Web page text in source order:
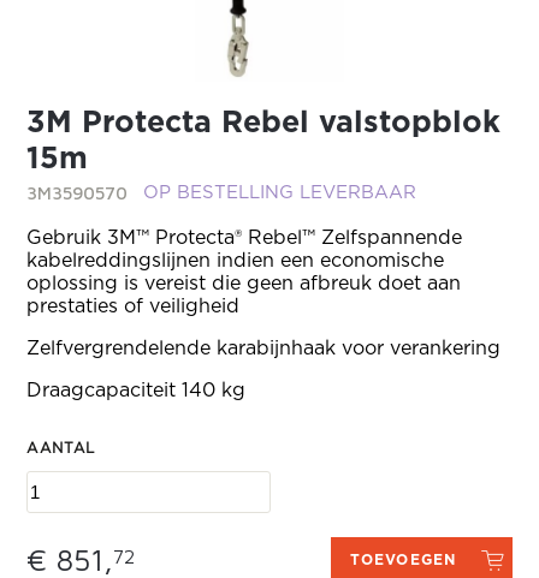
3M Protecta Rebel valstopblok
15m
3M3590570 OP BESTELLING LEVERBAAR
Gebruik 3M™ Protecta® Rebel™ Zelfspannende
kabelreddingslijnen indien een economische
oplossing is vereist die geen afbreuk doet aan
prestaties of veiligheid
Zelfvergrendelende karabijnhaak voor verankering
Draagcapaciteit 140 kg
AANTAL
€ 851,72 TOEVOEGEN